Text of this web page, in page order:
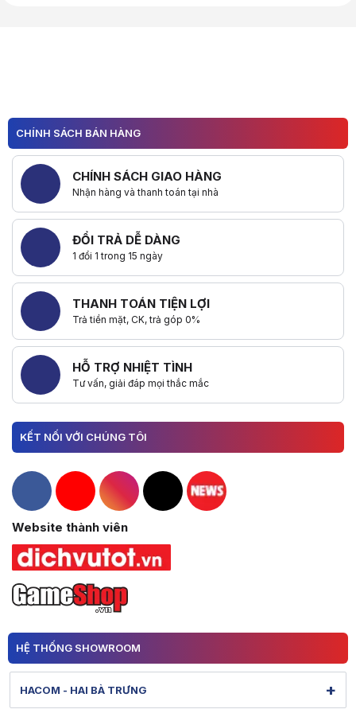
CHÍNH SÁCH BÁN HÀNG
CHÍNH SÁCH GIAO HÀNG
Nhận hàng và thanh toán tại nhà
ĐỔI TRẢ DỄ DÀNG
1 đổi 1 trong 15 ngày
THANH TOÁN TIỆN LỢI
Trả tiền mặt, CK, trả góp 0%
HỖ TRỢ NHIỆT TÌNH
Tư vấn, giải đáp mọi thắc mắc
KẾT NỐI VỚI CHÚNG TÔI
Hacom Facebook
Hacom YouTube
Hacom Instagram
Hacom TikTok
Website thành viên
HỆ THỐNG SHOWROOM
HACOM - HAI BÀ TRƯNG +